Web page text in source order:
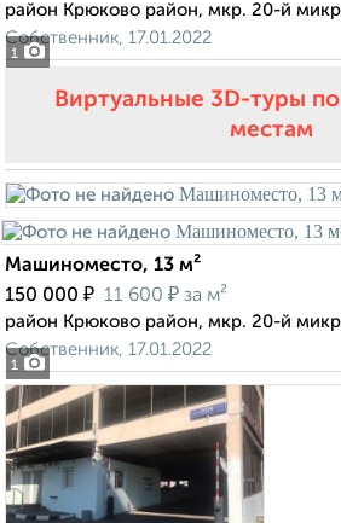
1
район Крюково район, мкр. 20-й
Собственник, 17.01.2022
Виртуальные 3D-туры
местам
1
Машиноместо, 13 м²
150 000 ₽ 11 600 ₽ за м²
район Крюково район, мкр. 20-й
Собственник, 17.01.2022